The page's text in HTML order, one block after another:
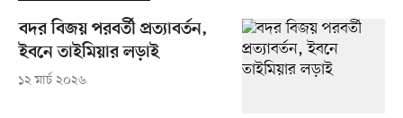
বদর বিজয় পরবর্তী প্রত্যাবর্তন,
ইবনে তাইমিয়ার লড়াই
১২ মার্চ ২০২৬